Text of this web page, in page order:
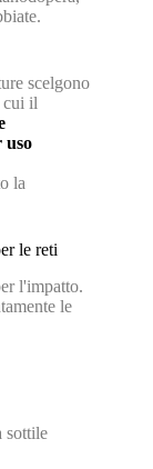
scelgono
cui il
uso
la
le reti
l'impatto.
le
sottile